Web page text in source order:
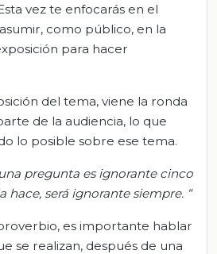
vez te enfocarás en el
como público, en la
para hacer
del tema, viene la ronda
de la audiencia, lo que
lo posible sobre ese tema.
pregunta es ignorante cinco
hace, será ignorante siempre. “
es importante hablar
se realizan, después de una